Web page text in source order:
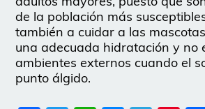
de la población más
también a cuidar a las
una adecuada hidratación y no
ambientes externos cuando el
punto álgido.